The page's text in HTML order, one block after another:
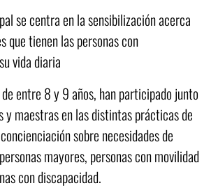
se centra en la sensibilización acerca
que tienen las personas con
vida diaria
entre 8 y 9 años, han participado junto
y maestras en las distintas prácticas de
sobre necesidades de
mayores, personas con movilidad
con discapacidad.